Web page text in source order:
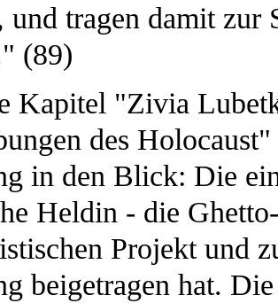
und tragen damit zur
(89)
Kapitel "Zivia
des
in den Blick: Die
Heldin - die
Projekt und
beigetragen hat.